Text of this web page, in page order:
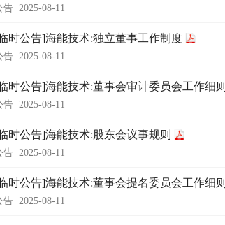
告 2025-08-11
时公告]海能技术:独立董事工作制度
告 2025-08-11
时公告]海能技术:董事会审计委员会工作细则
告 2025-08-11
时公告]海能技术:股东会议事规则
告 2025-08-11
时公告]海能技术:董事会提名委员会工作细则
告 2025-08-11